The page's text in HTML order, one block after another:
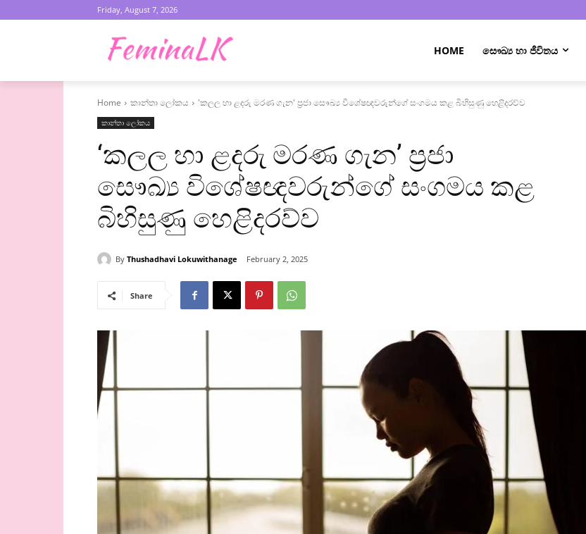
Friday, August 7, 2026
HOME සෞඛ්‍ය හා ජීවිතය
Home කාන්තා ලෝකය 'කලල හා ළදරු මරණ ගැන' ප්‍රජා සෞඛ්‍ය විශේෂඥවරුන්ගේ සංගමය කළ බිහිසුණු හෙළිදරව්ව
කාන්තා ලෝකය
‘කලල හා ළදරු මරණ ගැන’ ප්‍රජා
සෞඛ්‍ය විශේෂඥවරුන්ගේ සංගමය කළ
බිහිසුණු හෙළිදරව්ව
By Thushadhavi Lokuwithanage February 2, 2025
Share